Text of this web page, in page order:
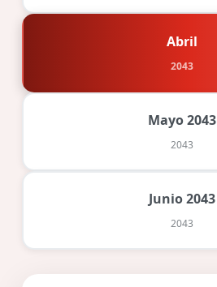
Abril
2043
Mayo 2043
2043
Junio 2043
2043